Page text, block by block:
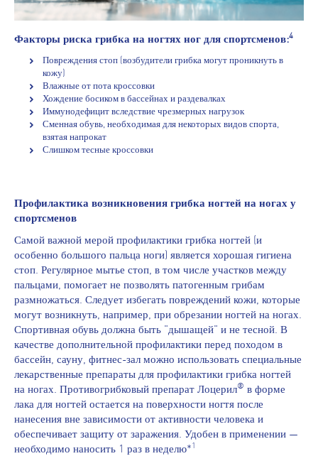
Факторы риска грибка на ногтях ног для спортсменов:4
Повреждения стоп (возбудители грибка могут проникнуть в
кожу)
Влажные от пота кроссовки
Хождение босиком в бассейнах и раздевалках
Иммунодефицит вследствие чрезмерных нагрузок
Сменная обувь, необходимая для некоторых видов спорта,
взятая напрокат
Слишком тесные кроссовки
Профилактика возникновения грибка ногтей на ногах у
спортсменов
Самой важной мерой профилактики грибка ногтей (и
особенно большого пальца ноги) является хорошая гигиена
стоп. Регулярное мытье стоп, в том числе участков между
пальцами, помогает не позволять патогенным грибам
размножаться. Следует избегать повреждений кожи, которые
могут возникнуть, например, при обрезании ногтей на ногах.
Спортивная обувь должна быть "дышащей" и не тесной. В
качестве дополнительной профилактики перед походом в
бассейн, сауну, фитнес-зал можно использовать специальные
лекарственные препараты для профилактики грибка ногтей
на ногах. Противогрибковый препарат Лоцерил® в форме
лака для ногтей остается на поверхности ногтя после
нанесения вне зависимости от активности человека и
обеспечивает защиту от заражения. Удобен в применении —
необходимо наносить 1 раз в неделю*1